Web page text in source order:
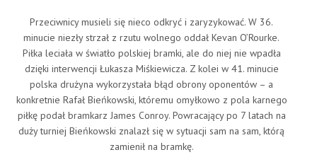
Przeciwnicy musieli się nieco odkryć i zaryzykować. W 36.
minucie niezły strzał z rzutu wolnego oddał Kevan O’Rourke.
Piłka leciała w światło polskiej bramki, ale do niej nie wpadła
dzięki interwencji Łukasza Miśkiewicza. Z kolei w 41. minucie
polska drużyna wykorzystała błąd obrony oponentów – a
konkretnie Rafał Bieńkowski, któremu omyłkowo z pola karnego
piłkę podał bramkarz James Conroy. Powracający po 7 latach na
duży turniej Bieńkowski znalazł się w sytuacji sam na sam, którą
zamienił na bramkę.